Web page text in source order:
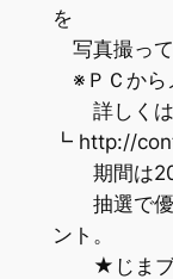
を
写真撮っ
※ＰＣから
詳しくは
┗ http://
期間は
抽選で優
ント。
★じまブ